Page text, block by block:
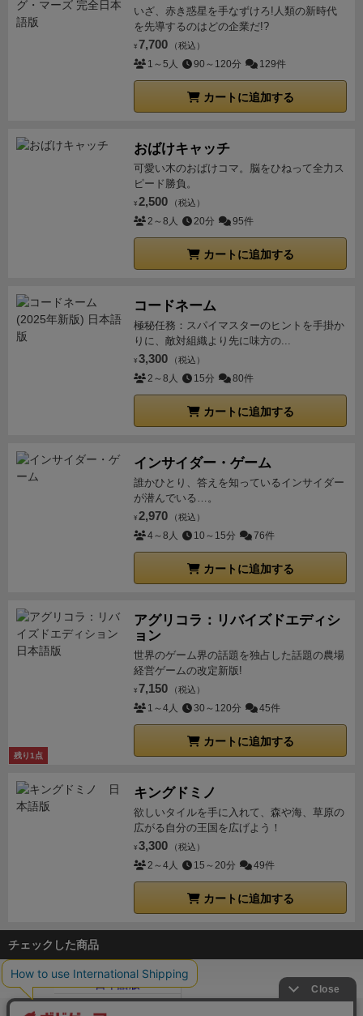
いざ、赤き惑星を手なずけろ!人類の新時代
を先導するのはどの企業だ!?
¥ 7,700 （税込）
1～5人 90～120分 129件
カートに追加する
おばけキャッチ
可愛い木のおばけコマ。脳をひねって全力ス
ピード勝負。
¥ 2,500 （税込）
2～8人 20分 95件
カートに追加する
コードネーム
極秘任務：スパイマスターのヒントを手掛か
りに、敵対組織より先に味方の...
¥ 3,300 （税込）
2～8人 15分 80件
カートに追加する
インサイダー・ゲーム
誰かひとり、答えを知っているインサイダー
が潜んでいる…。
¥ 2,970 （税込）
4～8人 10～15分 76件
カートに追加する
残り1点
アグリコラ：リバイズドエディシ
ョン
世界のゲーム界の話題を独占した話題の農場
経営ゲームの改定新版!
¥ 7,150 （税込）
1～4人 30～120分 45件
カートに追加する
キングドミノ
欲しいタイルを手に入れて、森や海、草原の
広がる自分の王国を広げよう！
¥ 3,300 （税込）
2～4人 15～20分 49件
カートに追加する
チェックした商品